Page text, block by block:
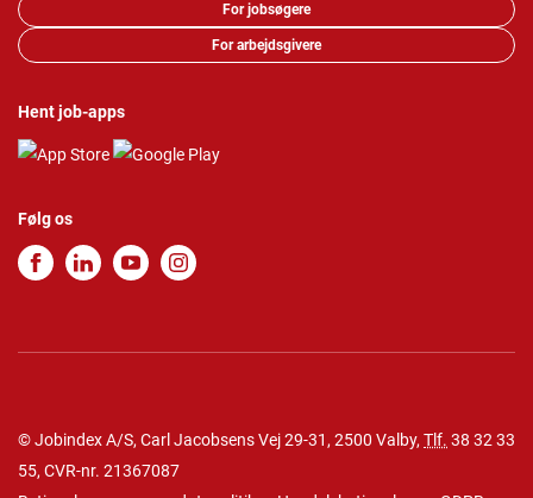
For jobsøgere
For arbejdsgivere
Hent job-apps
Følg os
© Jobindex A/S, Carl Jacobsens Vej 29-31, 2500 Valby, Tlf. 38 32 33
55, CVR-nr. 21367087